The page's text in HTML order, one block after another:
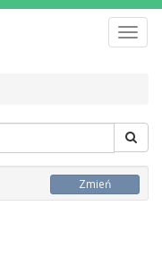
Zmień